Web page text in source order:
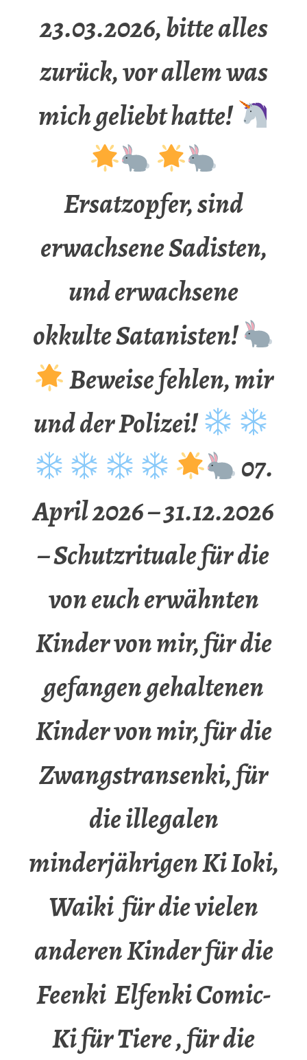
23.03.2026, bitte alles
zurück, vor allem was
mich geliebt hatte!
Ersatzopfer, sind
erwachsene Sadisten,
und erwachsene
okkulte Satanisten!
Beweise fehlen, mir
und der Polizei!
07.
April 2026 – 31.12.2026
– Schutzrituale für die
von euch erwähnten
Kinder von mir, für die
gefangen gehaltenen
Kinder von mir, für die
Zwangstransenki, für
die illegalen
minderjährigen Ki Ioki,
Waiki für die vielen
anderen Kinder für die
Feenki Elfenki Comic-
Ki für Tiere , für die